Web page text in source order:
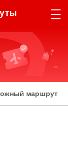
маршрут